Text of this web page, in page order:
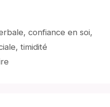
,confiance en soi,
, timidité